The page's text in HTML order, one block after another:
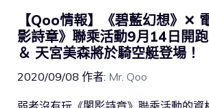
【Qoo情報】《碧藍幻想》✕
影詩章》聯乘活動9月14日開
＆ 天宮美森將於騎空艇登場！
2020/09/08 作者: Mr. Qoo